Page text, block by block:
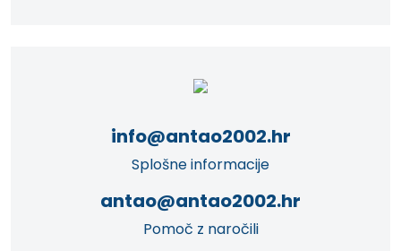
info@antao2002.hr
Splošne informacije
antao@antao2002.hr
Pomoč z naročili